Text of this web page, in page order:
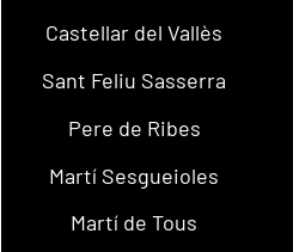
Castellar del Vallès
Sant Feliu Sasserra
Pere de Ribes
Martí Sesgueioles
Martí de Tous